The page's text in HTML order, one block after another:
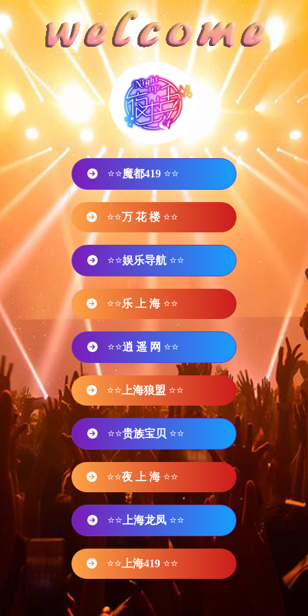
⭐⭐魔都419 ⭐⭐
⭐⭐万 花 楼 ⭐⭐
⭐⭐娱乐导航 ⭐⭐
⭐⭐乐 上 海 ⭐⭐
⭐⭐逍 遥 网 ⭐⭐
⭐⭐ 上海狼盟 ⭐⭐
⭐⭐贵族宝贝 ⭐⭐
⭐⭐夜 上 海 ⭐⭐
⭐⭐ 上海龙凤 ⭐⭐
⭐⭐ 上海419 ⭐⭐